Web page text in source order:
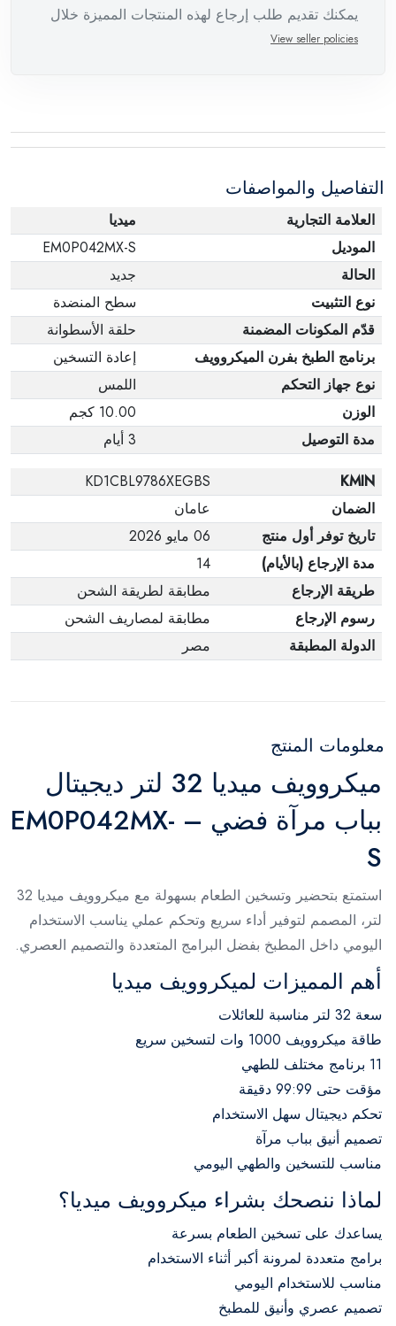
يمكنك تقديم طلب إرجاع لهذه المنتجات المميزة خلال
عبوته الأصلية. لاحظ أنه لا يمكن إرجاع المنتجات
وفي عبواتها الأصلية.
View seller policies
التفاصيل والمواصفات
العلامة التجارية
ميديا
الموديل
EM0P042MX-S
الحالة
جديد
نوع التثبيت
سطح المنضدة
قدّم المكونات المضمنة
حلقة الأسطوانة
برنامج الطبخ بفرن الميكروويف
إعادة التسخين
نوع جهاز التحكم
اللمس
الوزن
10.00 كجم
مدة التوصيل
3 أيام
KMIN
KD1CBL9786XEGBS
الضمان
عامان
تاريخ توفر أول منتج
06 مايو 2026
مدة الإرجاع (بالأيام)
14
طريقة الإرجاع
مطابقة لطريقة الشحن
رسوم الإرجاع
مطابقة لمصاريف الشحن
الدولة المطبقة
مصر
معلومات المنتج
ميكروويف ميديا 32 لتر ديجيتال
بباب مرآة فضي – EM0P042MX-
S
استمتع بتحضير وتسخين الطعام بسهولة مع ميكروويف ميديا 32
لتر، المصمم لتوفير أداء سريع وتحكم عملي يناسب الاستخدام
اليومي داخل المطبخ بفضل البرامج المتعددة والتصميم العصري.
أهم المميزات لميكروويف ميديا
سعة 32 لتر مناسبة للعائلات
طاقة ميكروويف 1000 وات لتسخين سريع
11 برنامج مختلف للطهي
مؤقت حتى 99:99 دقيقة
تحكم ديجيتال سهل الاستخدام
تصميم أنيق بباب مرآة
مناسب للتسخين والطهي اليومي
لماذا ننصحك بشراء ميكروويف ميديا؟
يساعدك على تسخين الطعام بسرعة
برامج متعددة لمرونة أكبر أثناء الاستخدام
مناسب للاستخدام اليومي
تصميم عصري وأنيق للمطبخ